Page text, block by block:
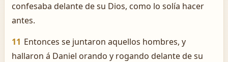
confesaba delante de su Dios, como lo solía hacer
antes.
11 Entonces se juntaron aquellos hombres, y
hallaron á Daniel orando y rogando delante de su